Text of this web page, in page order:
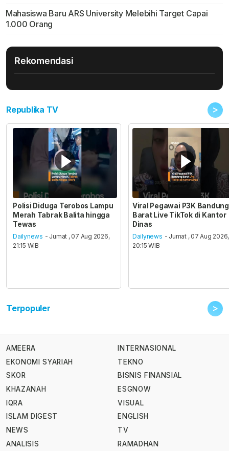
Mahasiswa Baru ARS University Melebihi Target Capai
1.000 Orang
Rekomendasi
Republika TV >
Polisi Diduga Terobos Lampu
Merah Tabrak Balita hingga
Tewas
Dailynews - Jumat , 07 Aug 2026,
21:15 WIB
Viral Pegawai P3K Bandung
Barat Live TikTok di Kantor
Dinas
Dailynews - Jumat , 07 Aug 2026,
20:15 WIB
Terpopuler >
AMEERA
EKONOMI SYARIAH
SKOR
KHAZANAH
IQRA
ISLAM DIGEST
NEWS
ANALISIS
INTERNASIONAL
TEKNO
BISNIS FINANSIAL
ESGNOW
VISUAL
ENGLISH
TV
RAMADHAN